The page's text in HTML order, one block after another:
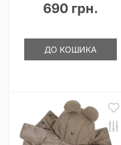
690 грн.
ДО КОШИКА